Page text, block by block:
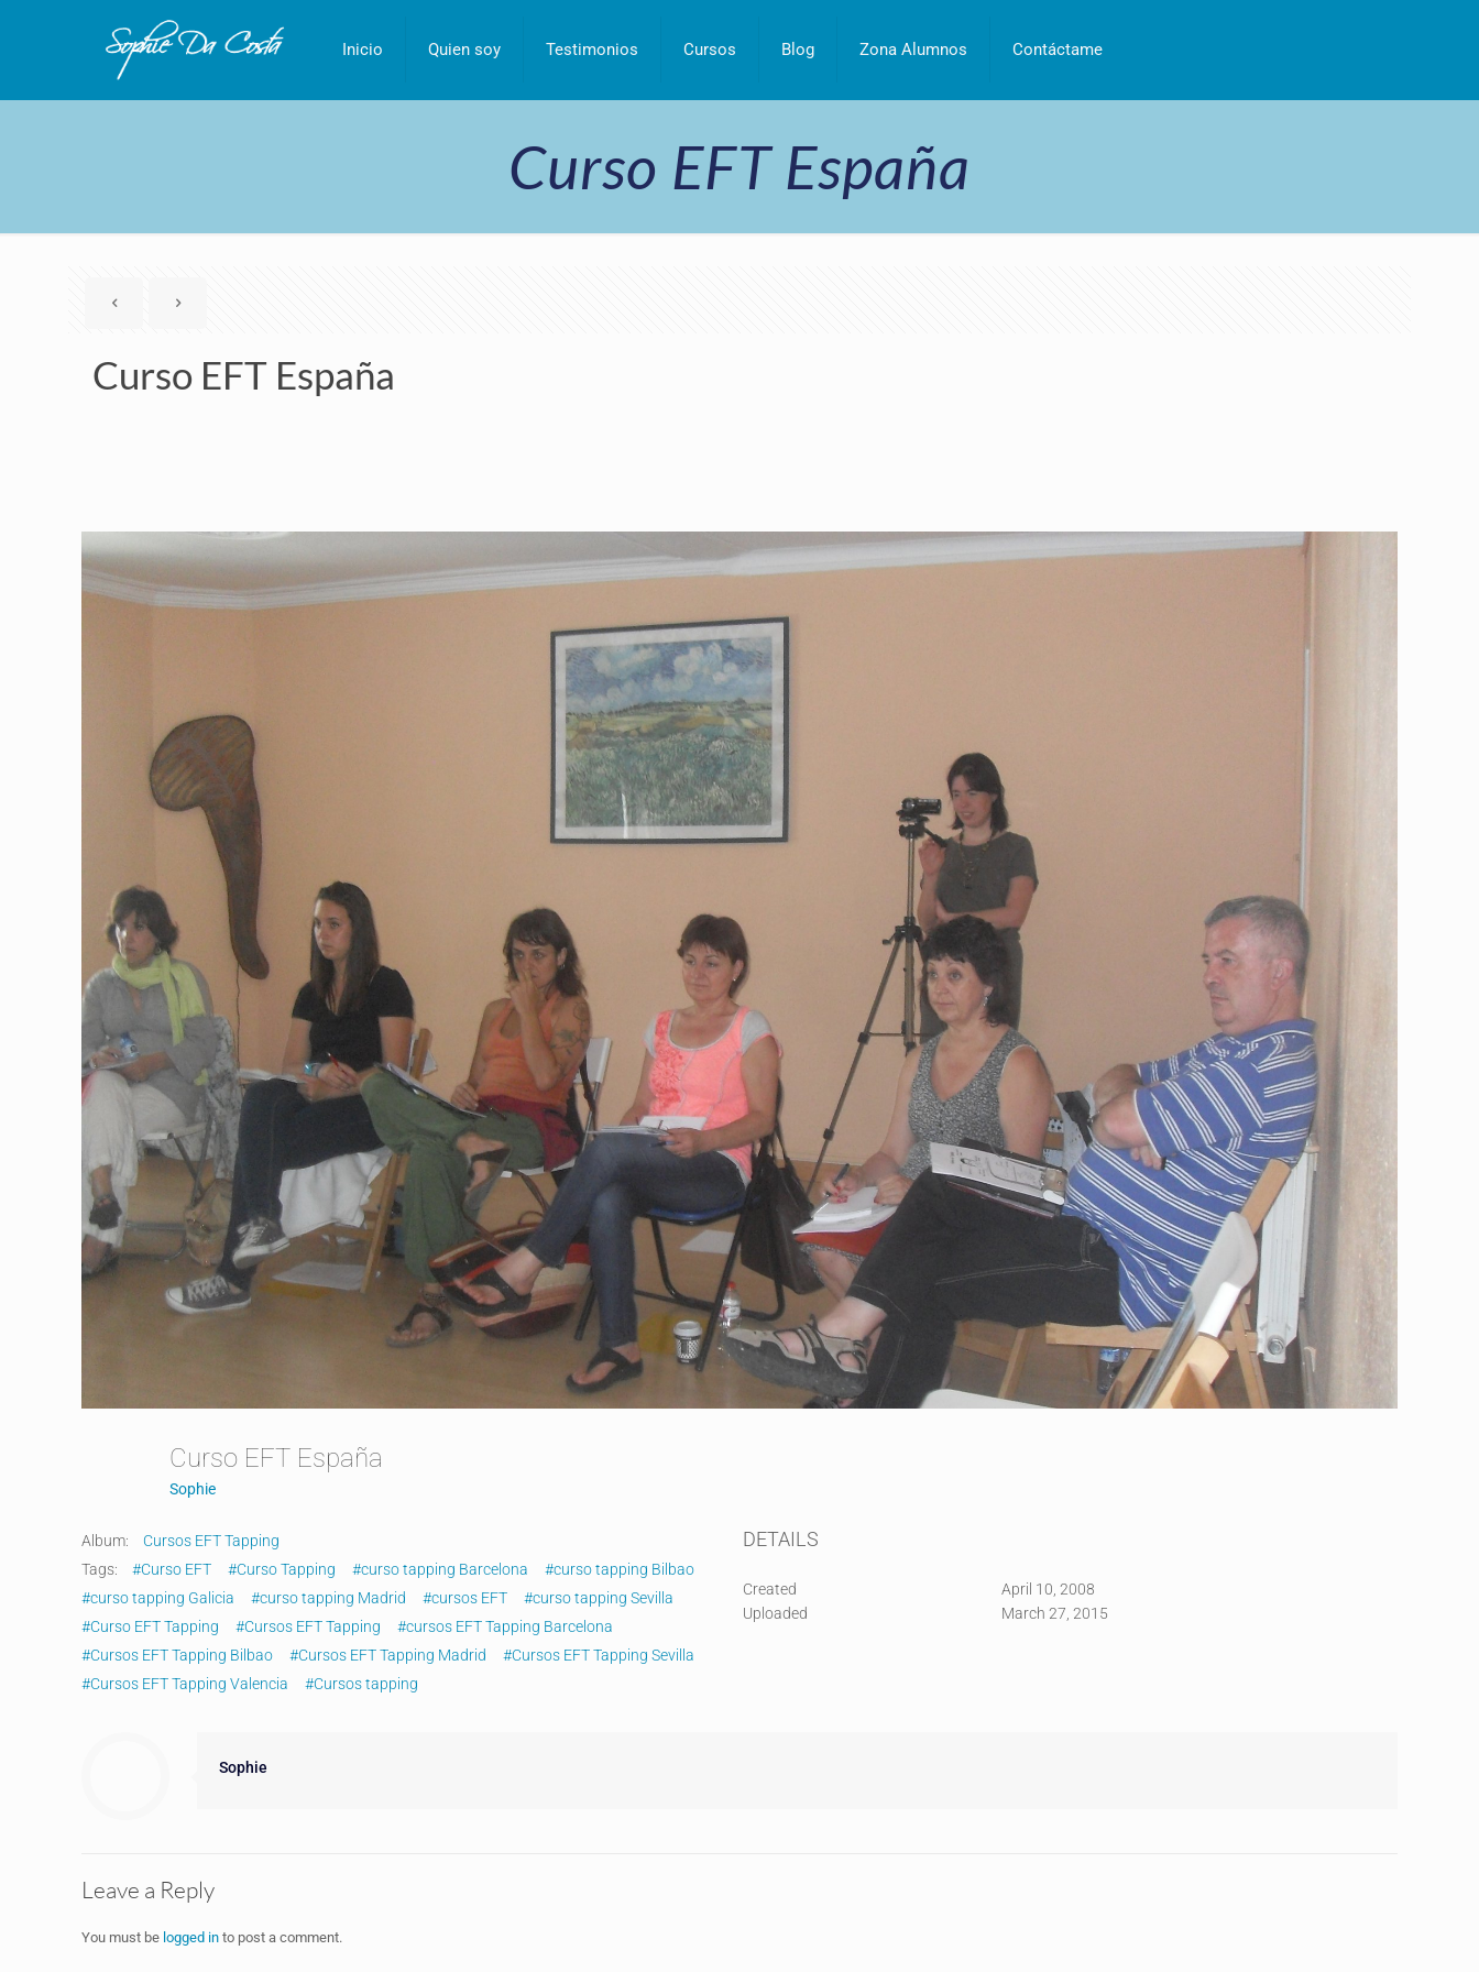
Inicio Quien soy Testimonios Cursos Blog Zona Alumnos Contáctame
Curso EFT España
Curso EFT España
Curso EFT España
Sophie
Album:
Cursos EFT Tapping
Tags:
#Curso EFT #Curso Tapping #curso tapping Barcelona
#curso tapping Bilbao
#curso tapping Galicia
#curso tapping Madrid #cursos EFT
#curso tapping Sevilla
#Curso EFT Tapping
#Cursos EFT Tapping
#cursos EFT Tapping Barcelona
#Cursos EFT Tapping Bilbao
#Cursos EFT Tapping Madrid
#Cursos EFT Tapping Sevilla
#Cursos EFT Tapping Valencia
#Cursos tapping
DETAILS
Created
April 10, 2008
Uploaded
March 27, 2015
Sophie
Leave a Reply
You must be logged in to post a comment.